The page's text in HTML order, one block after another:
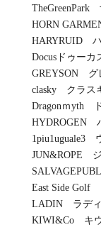
TheGreenPark
HORN
HARYRUID
Docusドゥーカ
GREYSON グ
clasky クラス
Dragonｍyth
HYDROGEN
1piu1uguale3
JUN&ROPE
East Side Golf
LADIN ラデ
KIWI&Co キ